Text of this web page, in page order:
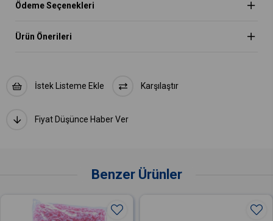
Ödeme Seçenekleri
Ürün Önerileri
İstek Listeme Ekle Karşılaştır
Fiyat Düşünce Haber Ver
Benzer Ürünler